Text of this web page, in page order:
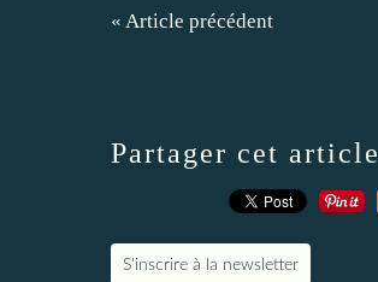
« Article précédent
Partager cet article
S'inscrire à la newsletter